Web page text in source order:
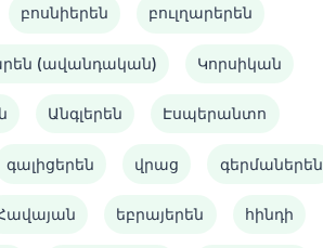
բոսնիերեն բուլղարերեն
(ավանդական) Կորսիկան
Անգլերեն Էսպերանտո
գալիցերեն վրաց գերմաներեն
եբրայերեն հինդի